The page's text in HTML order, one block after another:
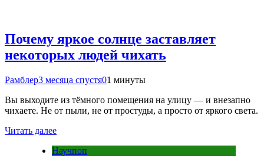
Почему яркое солнце заставляет
некоторых людей чихать
Рамблер3 месяца спустя01 минуты
Вы выходите из тёмного помещения на улицу — и внезапно
чихаете. Не от пыли, не от простуды, а просто от яркого света.
Читать далее
Научпоп